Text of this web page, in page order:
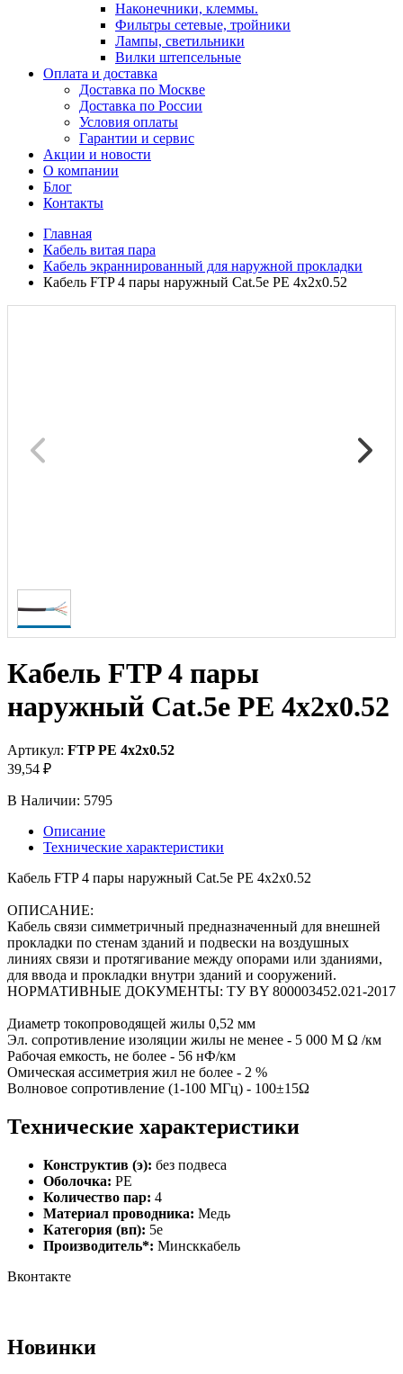
Наконечники, клеммы.
Фильтры сетевые, тройники
Лампы, светильники
Вилки штепсельные
Оплата и доставка
Доставка по Москве
Доставка по России
Условия оплаты
Гарантии и сервис
Акции и новости
О компании
Блог
Контакты
Главная
Кабель витая пара
Кабель экраннированный для наружной прокладки
Кабель FTP 4 пары наружный Cat.5е PE 4x2x0.52
Кабель FTP 4 пары
наружный Cat.5е PE 4x2x0.52
Артикул: FTP PE 4x2x0.52
39,54 ₽
В Наличии: 5795
Описание
Технические характеристики
Кабель FTP 4 пары наружный Cat.5е PE 4x2x0.52
ОПИСАНИЕ:
Кабель связи симметричный предназначенный для внешней
прокладки по стенам зданий и подвески на воздушных
линиях связи и протягивание между опорами или зданиями,
для ввода и прокладки внутри зданий и сооружений.
НОРМАТИВНЫЕ ДОКУМЕНТЫ: ТУ BY 800003452.021-2017
Диаметр токопроводящей жилы 0,52 мм
Эл. сопротивление изоляции жилы не менее - 5 000 М Ω /км
Рабочая емкость, не более - 56 нФ/км
Омическая ассиметрия жил не более - 2 %
Волновое сопротивление (1-100 МГц) - 100±15Ω
Технические характеристики
Конструктив (э): без подвеса
Оболочка: PE
Количество пар: 4
Материал проводника: Медь
Категория (вп): 5e
Производитель*: Минсккабель
Вконтакте
Новинки